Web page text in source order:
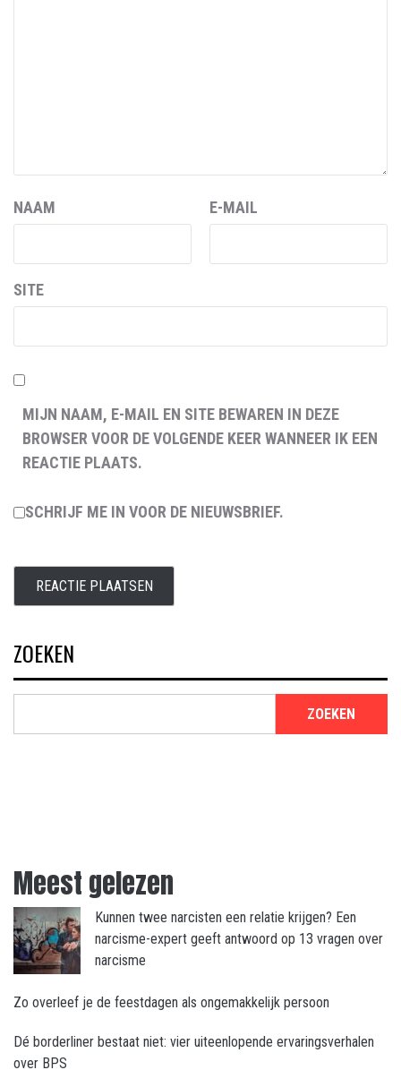
NAAM E-MAIL
SITE
MIJN NAAM, E-MAIL EN SITE BEWAREN IN DEZE
BROWSER VOOR DE VOLGENDE KEER WANNEER IK EEN
REACTIE PLAATS.
SCHRIJF ME IN VOOR DE NIEUWSBRIEF.
ZOEKEN
ZOEKEN
Meest gelezen
Kunnen twee narcisten een relatie krijgen? Een
narcisme-expert geeft antwoord op 13 vragen over
narcisme
Zo overleef je de feestdagen als ongemakkelijk persoon
Dé borderliner bestaat niet: vier uiteenlopende ervaringsverhalen
over BPS